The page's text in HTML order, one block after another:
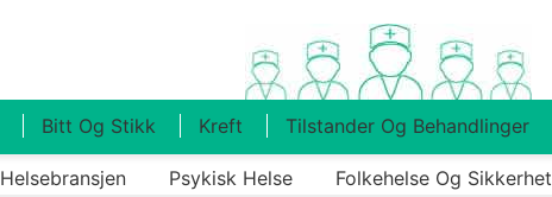
Bitt Og Stikk Kreft Tilstander Og Behandlinger
Helsebransjen Psykisk Helse Folkehelse Og Sikkerhet